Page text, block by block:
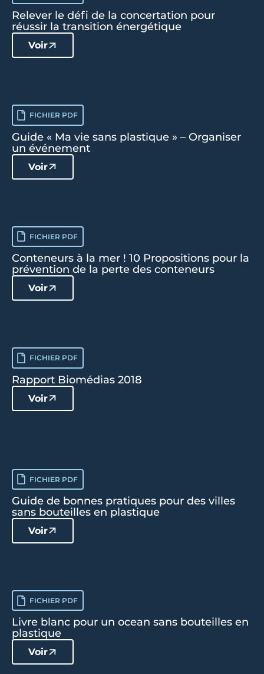
Relever le défi de la concertation pour
réussir la transition énergétique
Voir
FICHIER PDF
Guide « Ma vie sans plastique » – Organiser
un événement
Voir
FICHIER PDF
Conteneurs à la mer ! 10 Propositions pour la
prévention de la perte des conteneurs
Voir
FICHIER PDF
Rapport Biomédias 2018
Voir
FICHIER PDF
Guide de bonnes pratiques pour des villes
sans bouteilles en plastique
Voir
FICHIER PDF
Livre blanc pour un ocean sans bouteilles en
plastique
Voir